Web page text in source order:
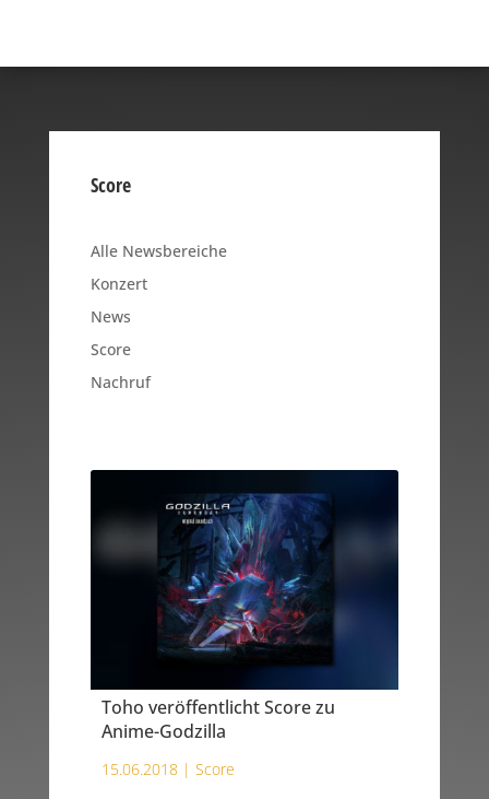
Score
Alle Newsbereiche
Konzert
News
Score
Nachruf
Toho veröffentlicht Score zu
Anime-Godzilla
15.06.2018 | Score